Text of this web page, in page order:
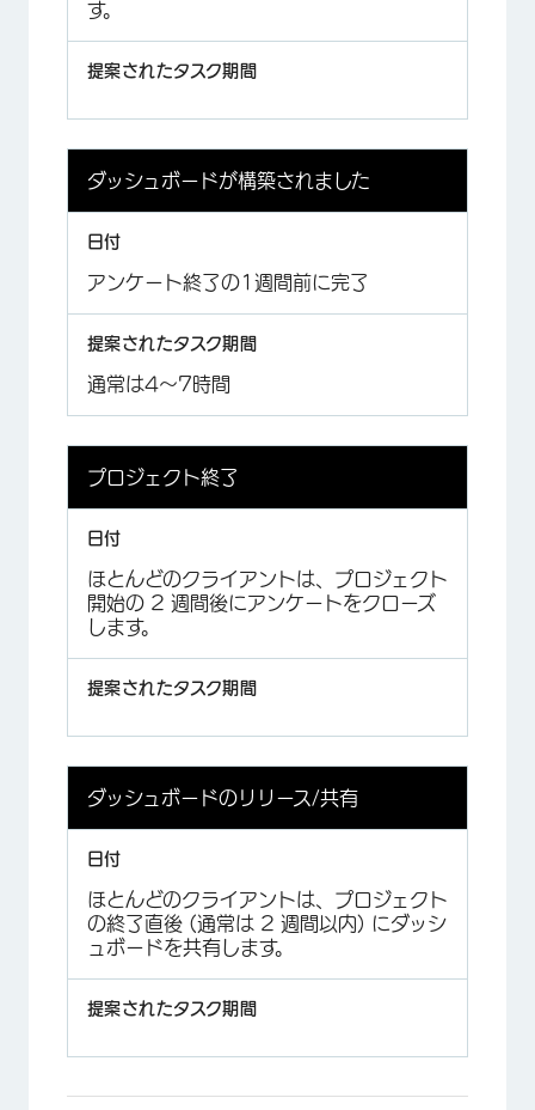
す。
ダッシュボードが構築されました
アンケート終了の1週間前に完了
通常は4～7時間
プロジェクト終了
ほとんどのクライアントは、プロジェクト
開始の 2 週間後にアンケートをクローズ
します。
ダッシュボードのリリース/共有
ほとんどのクライアントは、プロジェクト
の終了直後 (通常は 2 週間以内) にダッシ
ュボードを共有します。